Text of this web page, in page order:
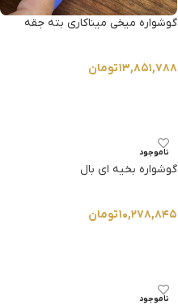
گوشواره میخی میناکاری بته جقه
۱۳,۸۵۱,۷۸۸تومان
ناموجود
گوشواره بخیه ای بال
۱۰,۲۷۸,۸۴۵تومان
ناموجود